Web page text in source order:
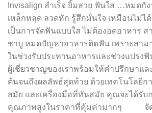
Invisalign สำเร็จ ยิ้มสวย ฟันใส …หมดกั
เหล็กหลุด ลวดหัก รู้สึกมั่นใจ เหมือนไม่ไ
เป็นการจัดฟันแบบใส ไม่ต้องอดอาหาร ส
ชาบู หมดปัญหาอาหารติดฟัน เพราะสาม
ในช่วงรับประทานอาหารและช่วงแ
ผู้เชี่ยวชาญของเราพร้อมให้คำปรึกษาแ
ต้นจนถึงผลลัพธ์สุดท้าย ด้วยเทคโนโลยี
สมัย และเครื่องมือที่ทันสมัย คุณจะได้รับ
คุณภาพสูงในราคาที่คุ้มค่ามากๆ จัด